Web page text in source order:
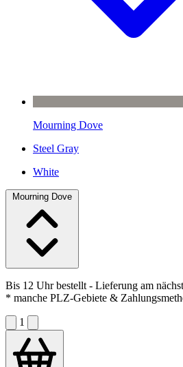
Mourning Dove
Steel Gray
White
Mourning Dove
Bis 12 Uhr bestellt - Lieferung am
* manche PLZ-Gebiete &
1